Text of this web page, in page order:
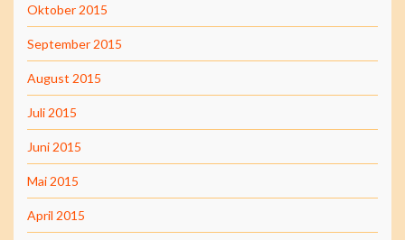
Oktober 2015
September 2015
August 2015
Juli 2015
Juni 2015
Mai 2015
April 2015